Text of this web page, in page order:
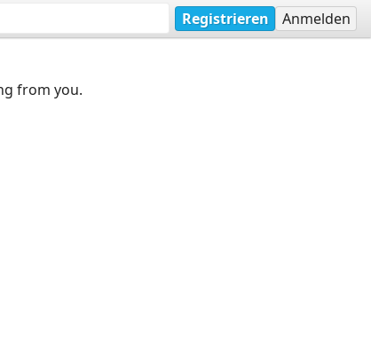
Registrieren Anmelden
from you.